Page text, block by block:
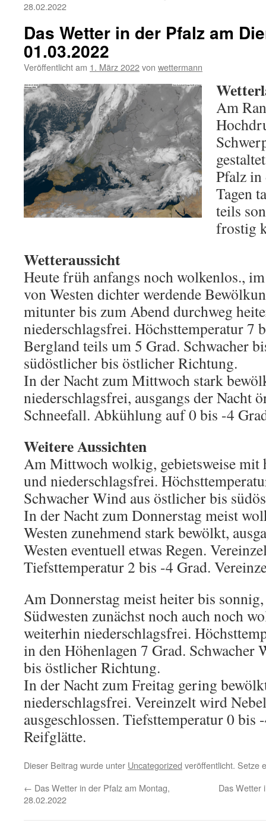
28.02.2022
Das Wetter in der Pfalz am
01.03.2022
Veröffentlicht am 1. März 2022von wettermann
Am
Pfalz in
Tagen
teils
frostig
Wetteraussicht
Heute früh anfangs noch wolkenlos.,
von Westen dichter werdende
mitunter bis zum Abend durchweg
niederschlagsfrei. Höchsttemperatur 7
Bergland teils um 5 Grad. Schwacher
südöstlicher bis östlicher Richtung.
In der Nacht zum Mittwoch stark
niederschlagsfrei, ausgangs der Nacht
Schneefall. Abkühlung auf 0 bis -4
Weitere Aussichten
Am Mittwoch wolkig, gebietsweise mit
und niederschlagsfrei.
Schwacher Wind aus östlicher bis
In der Nacht zum Donnerstag meist
Westen zunehmend stark bewölkt,
Westen eventuell etwas Regen.
Tiefsttemperatur 2 bis -4 Grad.
Am Donnerstag meist heiter bis
Südwesten zunächst noch auch noch
weiterhin niederschlagsfrei.
in den Höhenlagen 7 Grad. Schwacher
bis östlicher Richtung.
In der Nacht zum Freitag gering
niederschlagsfrei. Vereinzelt wird
ausgeschlossen. Tiefsttemperatur 0
Reifglätte.
Dieser Beitrag wurde unter Uncategorized veröffentlicht. Setze
← Das Wetter in der Pfalz am Montag,
28.02.2022
Das Wetter